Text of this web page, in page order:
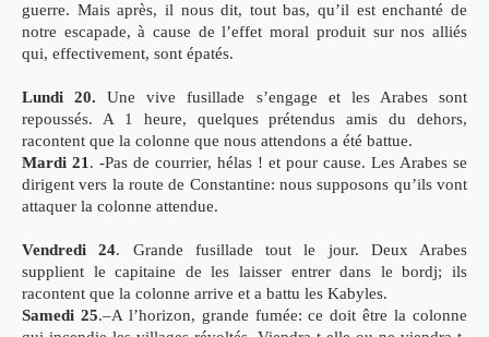
guerre. Mais après, il nous dit, tout bas, qu’il est enchanté de
notre escapade, à cause de l’effet moral produit sur nos alliés
qui, effectivement, sont épatés.
Lundi 20. Une vive fusillade s’engage et les Arabes sont
repoussés. A 1 heure, quelques prétendus amis du dehors,
racontent que la colonne que nous attendons a été battue.
Mardi 21. -Pas de courrier, hélas ! et pour cause. Les Arabes se
dirigent vers la route de Constantine: nous supposons qu’ils vont
attaquer la colonne attendue.
Vendredi 24. Grande fusillade tout le jour. Deux Arabes
supplient le capitaine de les laisser entrer dans le bordj; ils
racontent que la colonne arrive et a battu les Kabyles.
Samedi 25.–A l’horizon, grande fumée: ce doit être la colonne